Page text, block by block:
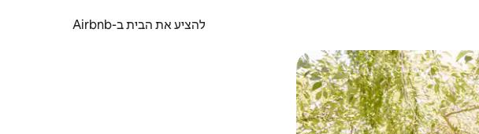
להציע את הבית ב-Airbnb